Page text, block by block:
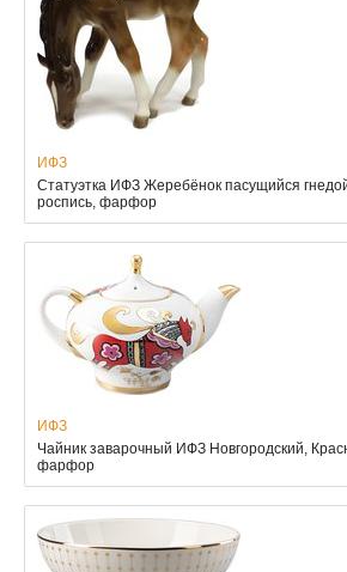
ИФЗ
Статуэтка ИФЗ Жеребёнок пасущийся
роспись, фарфор
ИФЗ
Чайник заварочный ИФЗ Новгородский,
фарфор